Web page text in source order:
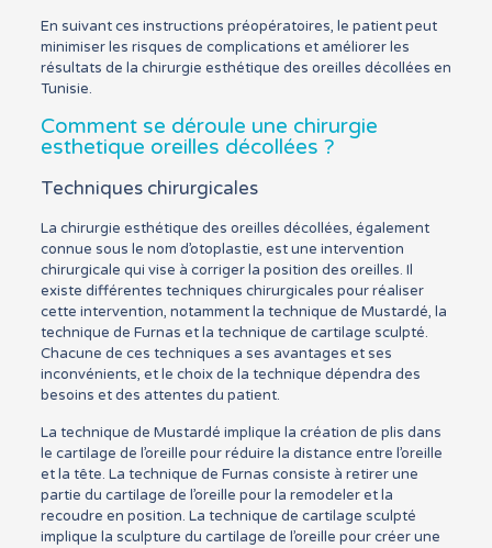
En suivant ces instructions préopératoires, le patient peut
minimiser les risques de complications et améliorer les
résultats de la chirurgie esthétique des oreilles décollées en
Tunisie.
Comment se déroule une chirurgie
esthetique oreilles décollées ?
Techniques chirurgicales
La chirurgie esthétique des oreilles décollées, également
connue sous le nom d’otoplastie, est une intervention
chirurgicale qui vise à corriger la position des oreilles. Il
existe différentes techniques chirurgicales pour réaliser
cette intervention, notamment la technique de Mustardé, la
technique de Furnas et la technique de cartilage sculpté.
Chacune de ces techniques a ses avantages et ses
inconvénients, et le choix de la technique dépendra des
besoins et des attentes du patient.
La technique de Mustardé implique la création de plis dans
le cartilage de l’oreille pour réduire la distance entre l’oreille
et la tête. La technique de Furnas consiste à retirer une
partie du cartilage de l’oreille pour la remodeler et la
recoudre en position. La technique de cartilage sculpté
implique la sculpture du cartilage de l’oreille pour créer une